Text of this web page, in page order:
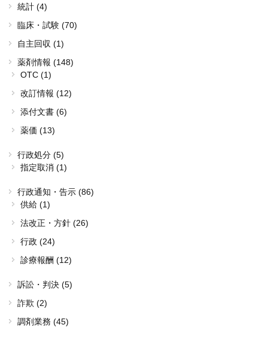
統計 (4)
臨床・試験 (70)
自主回収 (1)
薬剤情報 (148)
OTC (1)
改訂情報 (12)
添付文書 (6)
薬価 (13)
行政処分 (5)
指定取消 (1)
行政通知・告示 (86)
供給 (1)
法改正・方針 (26)
行政 (24)
診療報酬 (12)
訴訟・判決 (5)
詐欺 (2)
調剤業務 (45)